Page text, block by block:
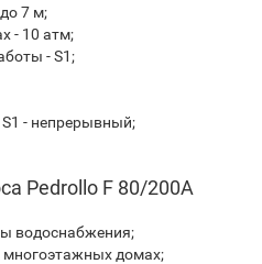
7 м;
- 10 атм;
- S1;
- непрерывный;
Pedrollo F 80/200A
водоснабжения;
домах;